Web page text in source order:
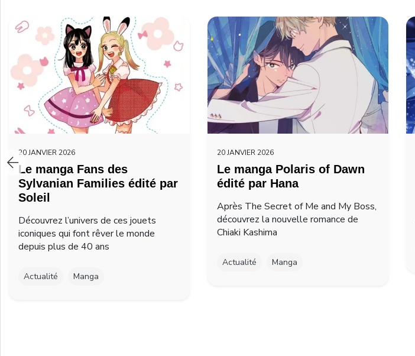
20 JANVIER 2026
Le manga Fans des
Sylvanian Families édité par
Soleil
Découvrez l’univers de ces jouets
iconiques qui font rêver le monde
depuis plus de 40 ans
Actualité Manga
20 JANVIER 2026
Le manga Polaris of Dawn
édité par Hana
Après The Secret of Me and My Boss,
découvrez la nouvelle romance de
Chiaki Kashima
Actualité Manga